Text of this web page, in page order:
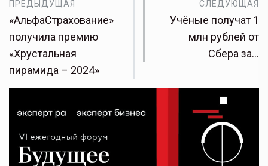
ПРЕДЫДУЩАЯ
«АльфаСтрахование»
получила премию
«Хрустальная
пирамида – 2024»
СЛЕДУЮЩАЯ
Учёные получат 1
млн рублей от
Сбера за…